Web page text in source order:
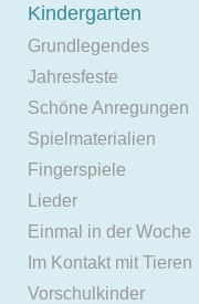
Kindergarten
Grundlegendes
Jahresfeste
Schöne Anregungen
Spielmaterialien
Fingerspiele
Lieder
Einmal in der Woche
Im Kontakt mit Tieren
Vorschulkinder